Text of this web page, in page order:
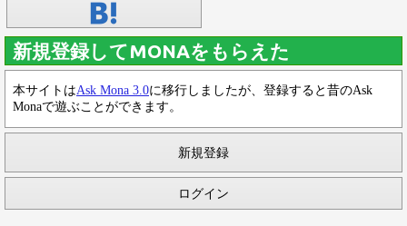
新規登録してMONAをもらえた
本サイトはAsk Mona 3.0に移行しましたが、登録すると昔のAsk
Monaで遊ぶことができます。
新規登録
ログイン